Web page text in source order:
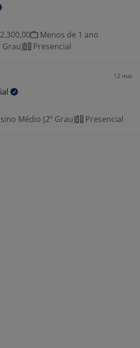
Menos de 1 ano
Grau)
Presencial
12 mai
Médio (2º Grau) Presencial